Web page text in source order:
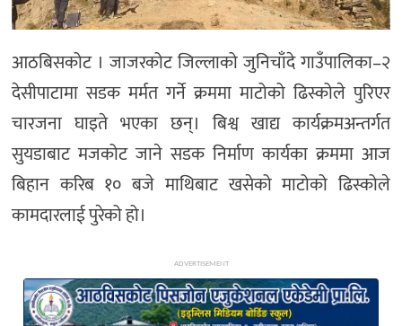
आठबिसकोट । जाजरकोट जिल्लाको जुनिचाँदे गाउँपालिका–२
देसीपाटामा सडक मर्मत गर्ने क्रममा माटोको ढिस्कोले पुरिएर
चारजना घाइते भएका छन्। बिश्व खाद्य कार्यक्रमअन्तर्गत
सुयडाबाट मजकोट जाने सडक निर्माण कार्यका क्रममा आज
बिहान करिब १० बजे माथिबाट खसेको माटोको ढिस्कोले
कामदारलाई पुरेको हो।
ADVERTISEMENT